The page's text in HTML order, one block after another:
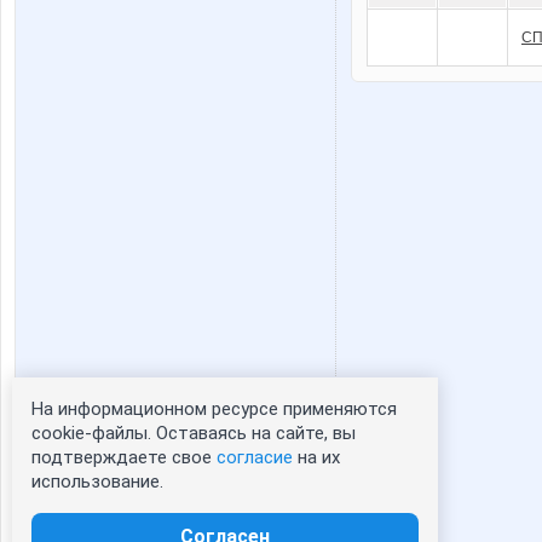
Статистика портрета:
сейчас просматривают портрет - 0
зарегистрированные пользователи
СП
На информационном ресурсе применяются
cookie-файлы. Оставаясь на сайте, вы
подтверждаете свое согласие на их
использование.
Согласен